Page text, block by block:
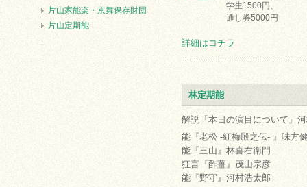
学生1500円、
通し券5000円
詳細はコチラ
林定期能
解説『本日の演目について』
能『老松 -紅梅殿之伝- 』味方
能『三山』林喜右衛門
狂言『酢薑』茂山宗彦
能『野守』河村浩太郎
片山家能楽・京舞保存財団
片山定期能
.